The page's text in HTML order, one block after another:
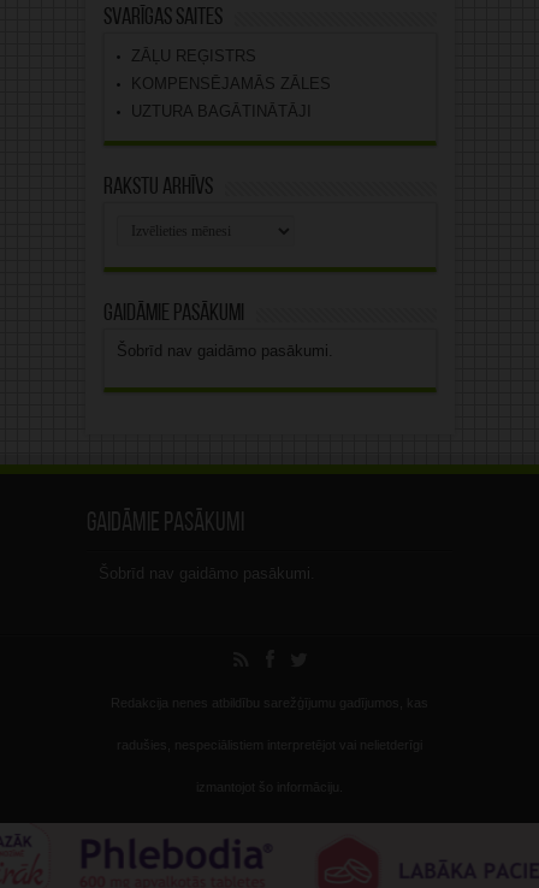
Svarīgas saites
ZĀĻU REĢISTRS
KOMPENSĒJAMĀS ZĀLES
UZTURA BAGĀTINĀTĀJI
Rakstu arhīvs
Gaidāmie pasākumi
Šobrīd nav gaidāmo pasākumi.
Gaidāmie pasākumi
Šobrīd nav gaidāmo pasākumi.
Redakcija nenes atbildību sarežģījumu gadījumos, kas